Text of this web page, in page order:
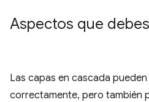
Aspectos que
Las capas en cascada
correctamente, pero también